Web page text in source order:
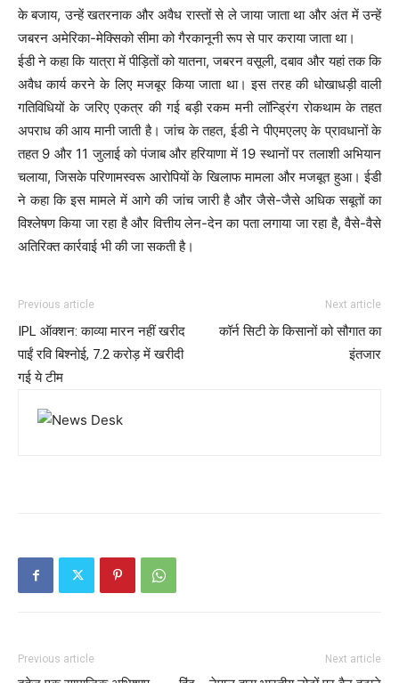
के बजाय, उन्हें खतरनाक और अवैध रास्तों से ले जाया जाता था और अंत में उन्हें
जबरन अमेरिका-मेक्सिको सीमा को गैरकानूनी रूप से पार कराया जाता था।
ईडी ने कहा कि यात्रा में पीड़ितों को यातना, जबरन वसूली, दबाव और यहां तक ​​कि
अवैध कार्य करने के लिए मजबूर किया जाता था। इस तरह की धोखाधड़ी वाली
गतिविधियों के जरिए एकत्र की गई बड़ी रकम मनी लॉन्ड्रिंग रोकथाम के तहत
अपराध की आय मानी जाती है। जांच के तहत, ईडी ने पीएमएलए के प्रावधानों के
तहत 9 और 11 जुलाई को पंजाब और हरियाणा में 19 स्थानों पर तलाशी अभियान
चलाया, जिसके परिणामस्वरू आरोपियों के खिलाफ मामला और मजबूत हुआ। ईडी
ने कहा कि इस मामले में आगे की जांच जारी है और जैसे-जैसे अधिक सबूतों का
विश्लेषण किया जा रहा है और वित्तीय लेन-देन का पता लगाया जा रहा है, वैसे-वैसे
अतिरिक्त कार्रवाई भी की जा सकती है।
Previous article
IPL ऑक्शन: काव्या मारन नहीं खरीद
पाईं रवि बिश्नोई, 7.2 करोड़ में खरीदी
गई ये टीम
Next article
कॉर्न सिटी के किसानों को सौगात का
इंतजार
Previous article Next article